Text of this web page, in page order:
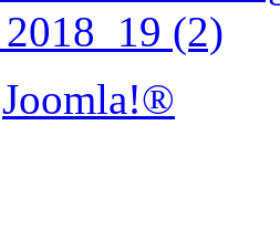
(2)
Joomla!®